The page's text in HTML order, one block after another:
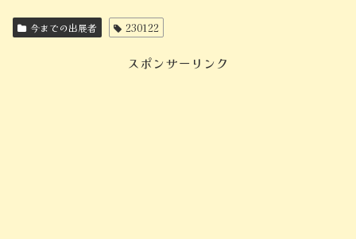
今までの出展者 230122
スポンサーリンク